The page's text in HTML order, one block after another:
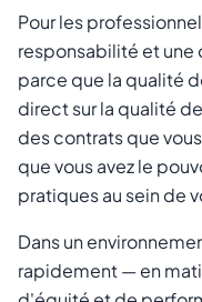
Pour les
responsabilité et
parce que la qualité
direct sur la qualité
des contrats que
que vous avez le
pratiques au sein de
Dans un
rapidement — en